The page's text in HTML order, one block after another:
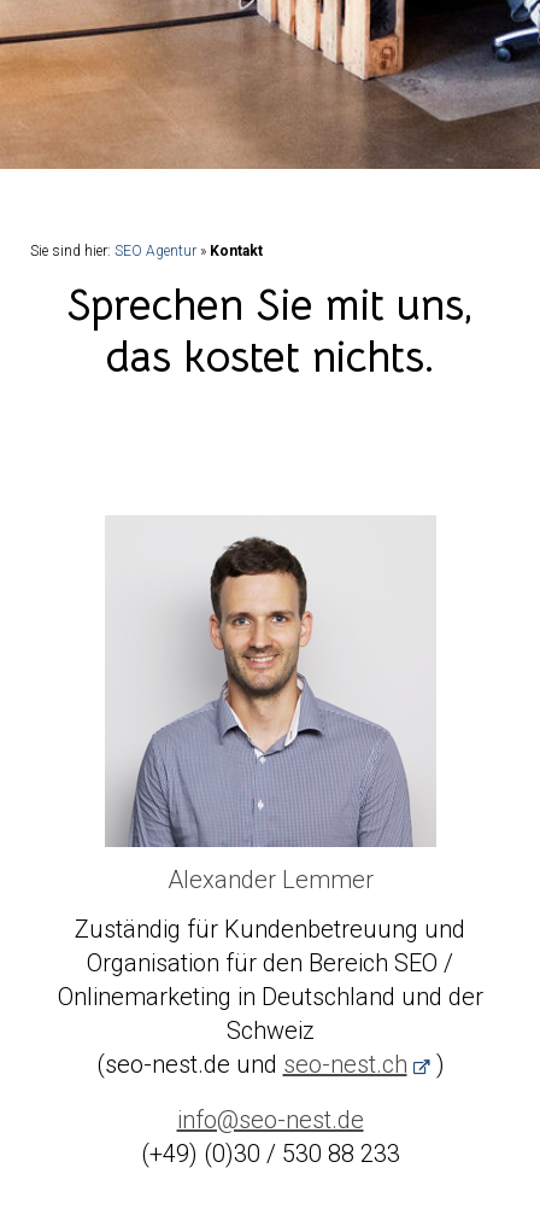
Sie sind hier: SEO Agentur » Kontakt
Sprechen Sie mit uns,
das kostet nichts.
Alexander Lemmer
Zuständig für Kundenbetreuung und
Organisation für den Bereich SEO /
Onlinemarketing in Deutschland und der
Schweiz
(seo-nest.de und seo-nest.ch
)
info@seo-nest.de
(+49) (0)30 / 530 88 233